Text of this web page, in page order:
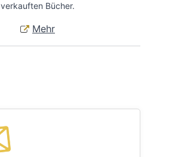
verkauften Bücher.
Mehr